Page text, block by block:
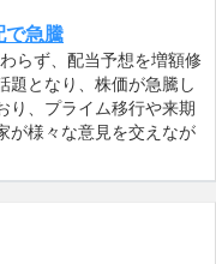
で急騰
らず、配当予想を増額修
題となり、株価が急騰し
り、プライム移行や来期
が様々な意見を交えなが